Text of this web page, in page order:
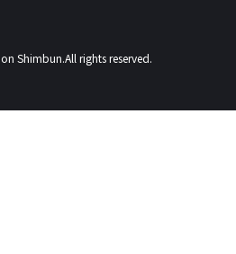
Shimbun.All rights reserved.